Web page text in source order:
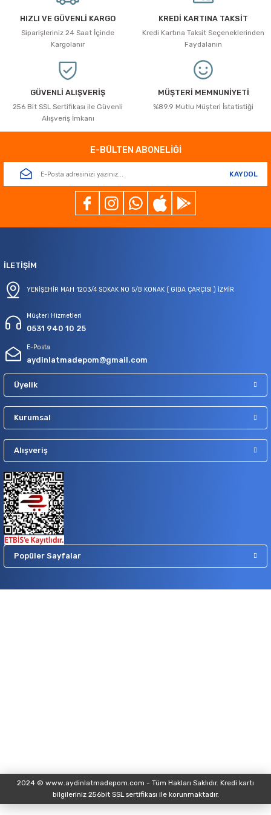
Ürün bilgilerinde hatalar bulunuyor.
Ürün fiyatı diğer sitelerden daha pahalı.
Bu ürüne benzer farklı alternatifler olmalı.
HIZLI VE GÜVENLİ KARGO
Siparişleriniz 24 Saat İçinde
Kargolanır
KREDİ KARTINA TAKSİT
Kredi Kartına Taksit Seçeneklerinden
Faydalanın
GÜVENLİ ALIŞVERİŞ
256 Bit SSL Sertifikası ile Güvenli
Alışveriş İmkanı
MÜŞTERİ MEMNUNİYETİ
%89.9 Mutlu Müşteri İstatistiği
E-BÜLTEN ABONELİĞİ
KAYDOL
İLETİŞİM
YENİŞEHİR MAH 1203/4 SOKAK NO 5/B KONAK ( GIDA ÇARÇISI ) İZMİR
Müşteri Hizmetleri
0531 940 10 25
E-Posta
aydinlatmadepom@gmail.com
Üyelik
Kurumsal
Alışveriş
Popüler Sayfalar
2024 © www.aydinlatmadepom.com - Tüm Hakları Saklıdır. Kredi kartı
bilgileriniz 256bit SSL sertifikası ile korunmaktadır.